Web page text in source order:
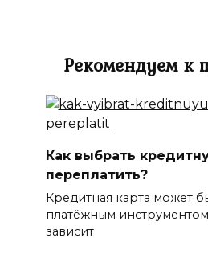
Рекомендуем к
Как выбрать
переплатить?
Кредитная карта может
платёжным
зависит